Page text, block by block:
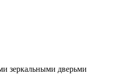
зеркальными дверьми